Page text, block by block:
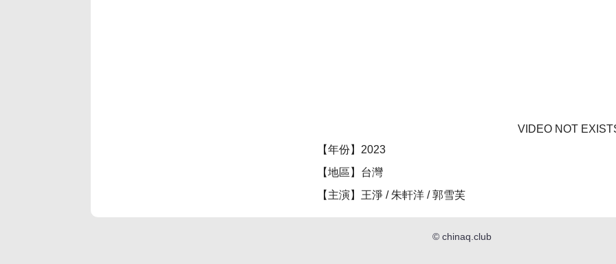
VIDEO NOT
【年份】2023
【地區】台灣
【主演】王淨 / 朱軒洋 / 郭雪芙
© chinaq.club